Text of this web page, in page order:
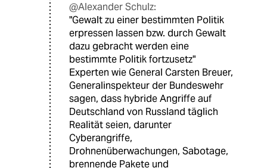
@Alexander Schulz:
"Gewalt zu einer bestimmten Politik
erpressen lassen bzw. durch Gewalt
dazu gebracht werden eine
bestimmte Politik fortzusetz"
Experten wie General Carsten Breuer,
Generalinspekteur der Bundeswehr
sagen, dass hybride Angriffe auf
Deutschland von Russland täglich
Realität seien, darunter
Cyberangriffe,
Drohnenüberwachungen, Sabotage,
brennende Pakete und